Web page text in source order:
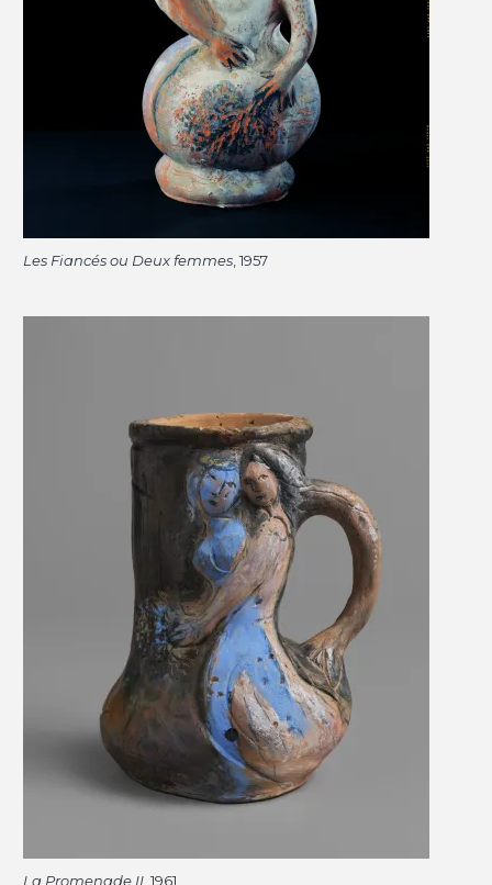
Les Fiancés ou Deux femmes , 1957
La Promenade II , 1961